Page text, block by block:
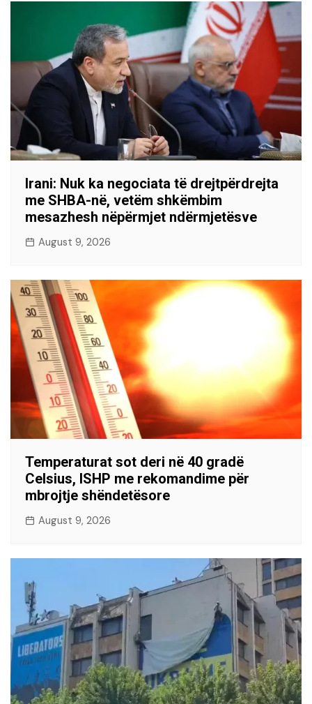
Irani: Nuk ka negociata të drejtpërdrejta
me SHBA-në, vetëm shkëmbim
mesazhesh nëpërmjet ndërmjetësve
August 9, 2026
Temperaturat sot deri në 40 gradë
Celsius, ISHP me rekomandime për
mbrojtje shëndetësore
August 9, 2026